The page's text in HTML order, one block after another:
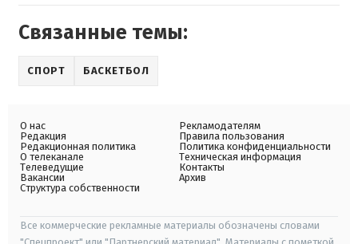
Связанные темы:
СПОРТ БАСКЕТБОЛ
О нас
Редакция
Редакционная политика
О телеканале
Телеведущие
Вакансии
Структура собственности
Рекламодателям
Правила пользования
Политика конфиденциальности
Техническая информация
Контакты
Архив
Все коммерческие рекламные материалы обозначены словами